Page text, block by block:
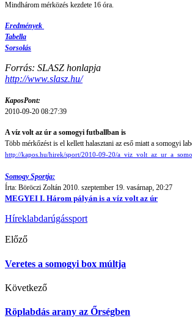
Mindhárom mérközés kezdete 16 óra.
Eredmények
Tabella
Sorsolás
Forrás: SLASZ honlapja
http://www.slasz.hu/
KaposPont:
2010-09-20 08:27:39
A víz volt az úr a somogyi futballban is
Több mérkőzést is el kellett halasztani az eső miatt a somogyi
http://kapos.hu/hirek/sport/2010-09-20/
Somogy Sportja:
Írta: Böröczi Zoltán 2010. szeptember 19. vasárnap, 20:27
MEGYEI I. Három pályán is a víz volt az úr
Híreklabdarúgássport
Előző
Veretes a somogyi box múltja
Következő
Röplabdás arany az Őrségben